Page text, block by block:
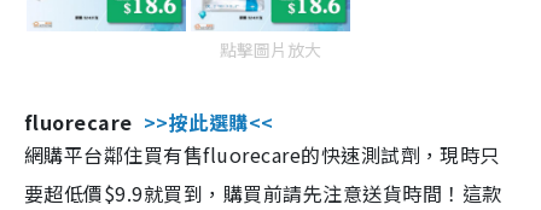
點擊圖片放大
fluorecare >>按此選購<<
網購平台鄰住買有售fluorecare的快速測試劑，現時只
要超低價$9.9就買到，購買前請先注意送貨時間！這款